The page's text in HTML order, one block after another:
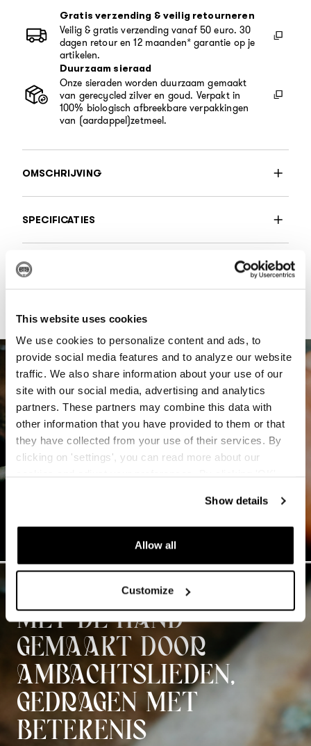
This website uses cookies
We use cookies to personalize content and ads, to
provide social media features and to analyze our website
traffic. We also share information about your use of our
site with our social media, advertising and analytics
partners. These partners may combine this data with
other information that you have provided to them or that
they have collected from your use of their services. By
clicking on 'settings', you can read more about our
Show details
Allow all
Customize
Gratis verzending & veilig retourneren
Veilig & gratis verzending vanaf 50 euro. 30
dagen retour en 12 maanden* garantie op je
artikelen.
Duurzaam sieraad
Onze sieraden worden duurzaam gemaakt
van gerecycled zilver en goud. Verpakt in
100% biologisch afbreekbare verpakkingen
van (aardappel)zetmeel.
OMSCHRIJVING
SPECIFICATIES
TOT UW DIENST
Home
MET DE HAND
GEMAAKT DOOR
AMBACHTSLIEDEN,
GEDRAGEN MET
BETEKENIS